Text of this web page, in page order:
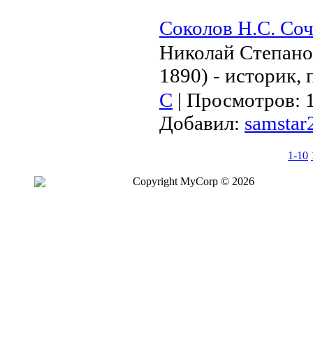
Соколов Н.С.
Николай
1890) - историк,
С | Просмотров:
Добавил:
1-10
Copyright MyCorp © 2026